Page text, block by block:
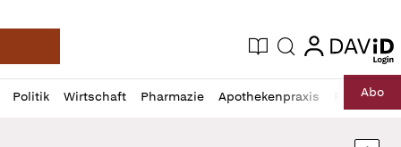
Deutsche Apotheker Zeitung
Aktuelle Ausgabe
Suche login
login
Politik Wirtschaft Pharmazie Apothekenpraxis RechtAbo
Profil
öffnen
Daz
Pur